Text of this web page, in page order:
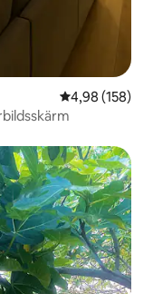
4,98 av 5 i
4,98 (158)